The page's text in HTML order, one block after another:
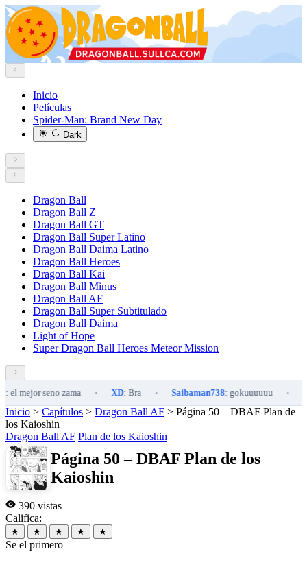
Inicio
Películas
Spider-Man: Brand New Day
Dark
Dragon Ball
Dragon Ball Z
Dragon Ball GT
Dragon Ball Super Latino
Dragon Ball Daima Latino
Dragon Ball Heroes
Dragon Ball Kai
Dragon Ball Minus
Dragon Ball AF
Dragon Ball Super Subtitulado
Dragon Ball Daima
Light of Hope
Super Dragon Ball Heroes Meteor Mission
seno zama • XD: Bra • Saibaman738: gokuuuuuu • XD:
Inicio > Capítulos > Dragon Ball AF > Página 50 – DBAF Plan de
los Kaioshin
Dragon Ball AF Plan de los Kaioshin
Página 50 – DBAF Plan de los
Kaioshin
390 vistas
Califica:
★ ★ ★ ★ ★
Se el primero